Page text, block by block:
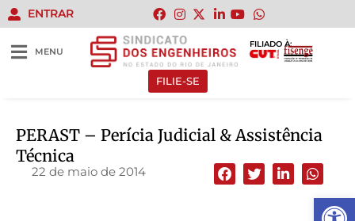
Abrir
ENTRAR
MENU
FILIADO À:
FILIE-SE
PERAST – Perícia Judicial & Assistência
Técnica
22 de maio de 2014